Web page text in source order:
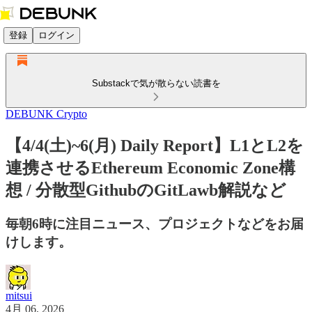
登録 ログイン
Substackで気が散らない読書を
DEBUNK Crypto
【4/4(土)~6(月) Daily Report】L1とL2を
連携させるEthereum Economic Zone構
想 / 分散型GithubのGitLawb解説など
毎朝6時に注目ニュース、プロジェクトなどをお届
けします。
mitsui
4月 06, 2026